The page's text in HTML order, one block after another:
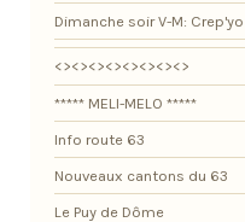
Dimanche soir V-M: Crep'yo
<><><><><><><><>
***** MELI-MELO *****
Info route 63
Nouveaux cantons du 63
Le Puy de Dôme